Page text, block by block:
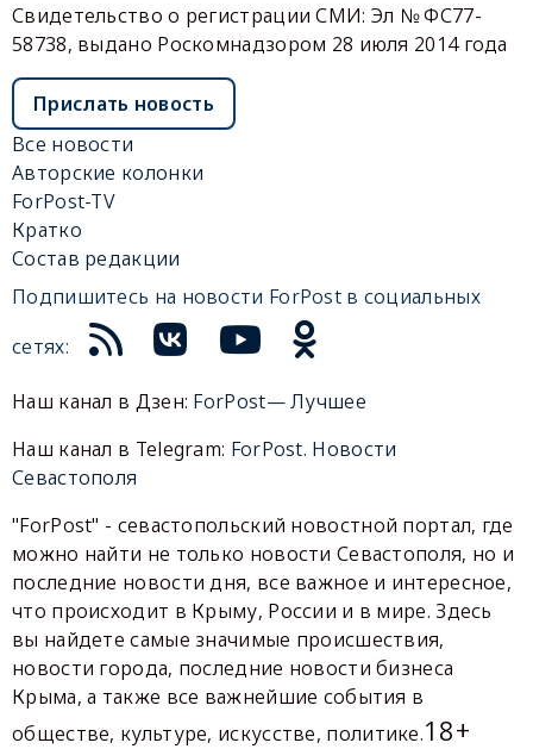
Свидетельство о регистрации СМИ: Эл № ФС77-
58738, выдано Роскомнадзором 28 июля 2014 года
Прислать новость
Все новости
Авторские колонки
ForPost-TV
Кратко
Состав редакции
Подпишитесь на новости ForPost в социальных
сетях:
Наш канал в Дзен: ForPost— Лучшее
Наш канал в Telegram: ForPost. Новости
Севастополя
"ForPost" - севастопольский новостной портал, где
можно найти не только новости Севастополя, но и
последние новости дня, все важное и интересное,
что происходит в Крыму, России и в мире. Здесь
вы найдете самые значимые происшествия,
новости города, последние новости бизнеса
Крыма, а также все важнейшие события в
обществе, культуре, искусстве, политике.18+